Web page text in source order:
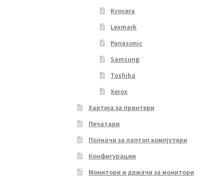
Kyocera
Lexmark
Panasonic
Samsung
Toshiba
Xerox
Хартија за принтери
Печатари
Полначи за лаптоп компјутери
Конфигурации
Монитори и држачи за монитори